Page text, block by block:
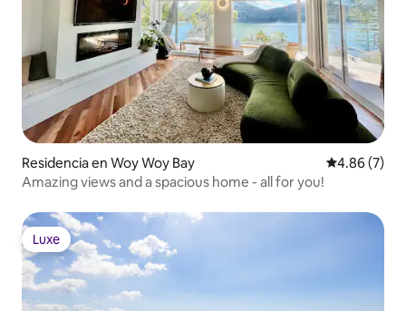
Residencia en Woy Woy Bay Calificación
4.86 (7)
Amazing views and a spacious home - all for you!
Luxe
Luxe